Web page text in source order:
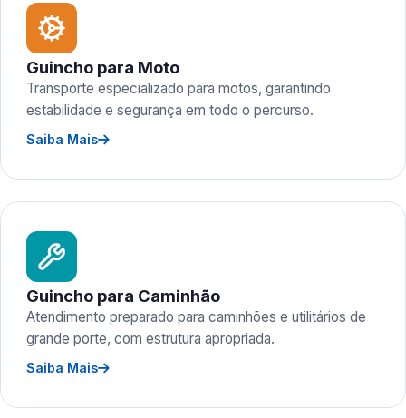
Guincho para Moto
Transporte especializado para motos, garantindo
estabilidade e segurança em todo o percurso.
Saiba Mais
Guincho para Caminhão
Atendimento preparado para caminhões e utilitários de
grande porte, com estrutura apropriada.
Saiba Mais